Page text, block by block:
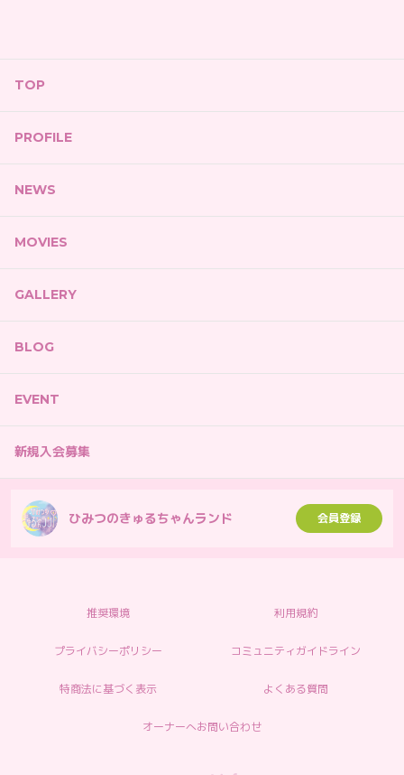
TOP
PROFILE
NEWS
MOVIES
GALLERY
BLOG
EVENT
新規入会募集
ひみつのきゅるちゃんランド 会員登録
推奨環境 利用規約
プライバシーポリシー コミュニティガイドライン
特商法に基づく表示 よくある質問
オーナーへお問い合わせ